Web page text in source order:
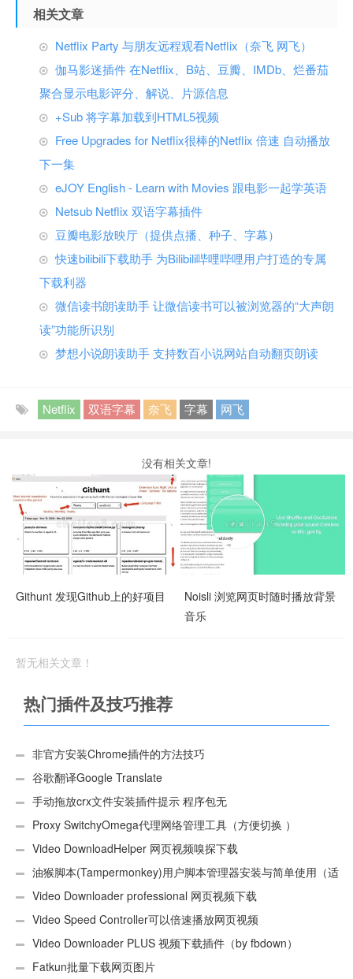
相关文章
Netflix Party 与朋友远程观看Netflix（奈飞 网飞）
伽马影迷插件 在Netflix、B站、豆瓣、IMDb、烂番茄
聚合显示电影评分、解说、片源信息
+Sub 将字幕加载到HTML5视频
Free Upgrades for Netflix很棒的Netflix 倍速 自动播放
下一集
eJOY English - Learn with Movies 跟电影一起学英语
Netsub Netflix 双语字幕插件
豆瓣电影放映厅（提供点播、种子、字幕）
快速bilibili下载助手 为Bilibili哔哩哔哩用户打造的专属
下载利器
微信读书朗读助手 让微信读书可以被浏览器的“大声朗
读”功能所识别
梦想小说朗读助手 支持数百小说网站自动翻页朗读
Netflix 双语字幕 奈飞 字幕 网飞
没有相关文章!
Githunt 发现Github上的好项目
Noisli 浏览网页时随时播放背景
音乐
暂无相关文章！
热门插件及技巧推荐
非官方安装Chrome插件的方法技巧
谷歌翻译Google Translate
手动拖放crx文件安装插件提示 程序包无
效:“CEX_HEADER_INVALID”的解决办法
Proxy SwitchyOmega代理网络管理工具（方便切换 ）
Video DownloadHelper 网页视频嗅探下载
油猴脚本(Tampermonkey)用户脚本管理器安装与简单使用（适
用Android）
Video Downloader professional 网页视频下载
Video Speed Controller可以倍速播放网页视频
Video Downloader PLUS 视频下载插件（by fbdown）
Fatkun批量下载网页图片